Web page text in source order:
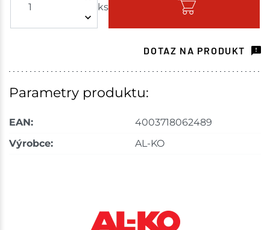
ks
Skladem na prodejně - doručení do 7 dnů
Ceny na prodejnách se mohou lišit od cen na e-
DOTAZ NA PRODUKT
Parametry produktu:
EAN:
4003718062489
Výrobce:
AL-KO